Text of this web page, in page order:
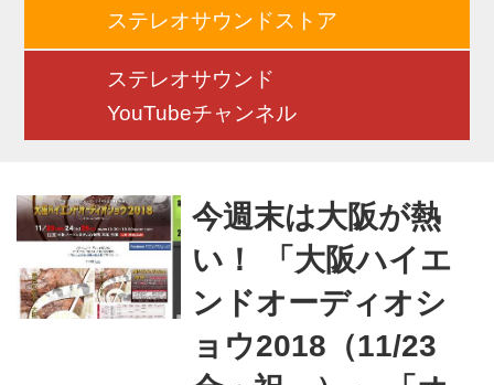
のHFAS1シリーズや、「I-O
DATA」ブランドのミュージッ
クサーバー「Soundgenic」など
の製品展示が予定されている。
特筆すべきは、現在開発中の
Android」の初公開や、注目の
伝送方式「Dire...
ステレオサウンドストア
ステレオサウンド
YouTubeチャンネル
今週末は大阪が熱
い！ 「大阪ハイエ
ンドオーディオシ
ョウ2018（11/23